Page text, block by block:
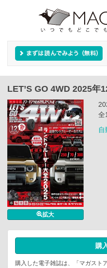
LET’S GO 4WD 2025年
拡大
全
自
購
購入した電子雑誌は、「マガスト